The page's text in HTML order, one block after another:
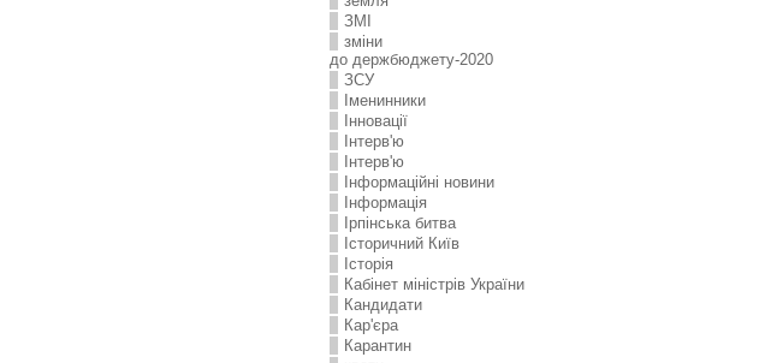
ЗМІ
зміни
до держбюджету-2020
ЗСУ
Іменинники
Інновації
Інтерв'ю
Інтерв'ю
Інформаційні новини
Інформація
Ірпінська битва
Історичний Київ
Історія
Кабінет міністрів України
Кандидати
Кар'єра
Карантин